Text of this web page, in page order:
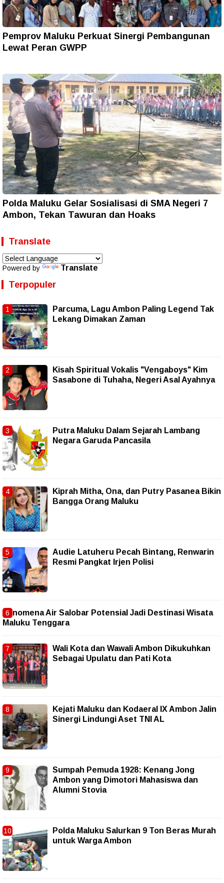
Pemprov Maluku Perkuat Sinergi Pembangunan
Lewat Peran GWPP
Polda Maluku Gelar Sosialisasi di SMA Negeri 7
Ambon, Tekan Tawuran dan Hoaks
Translate
Powered by Translate
Terpopuler
Parcuma, Lagu Ambon Paling Legend Tak
Lekang Dimakan Zaman
Kisah Spiritual Vokalis "Vengaboys" Kim
Sasabone di Tuhaha, Negeri Asal Ayahnya
Putra Maluku Dalam Sejarah Lambang
Negara Garuda Pancasila
Kiprah Mitha, Ona, dan Putry Pasanea Bikin
Bangga Orang Maluku
Audie Latuheru Pecah Bintang, Renwarin
Resmi Pangkat Irjen Polisi
Fenomena Air Salobar Potensial Jadi Destinasi Wisata
Maluku Tenggara
Wali Kota dan Wawali Ambon Dikukuhkan
Sebagai Upulatu dan Pati Kota
Kejati Maluku dan Kodaeral IX Ambon Jalin
Sinergi Lindungi Aset TNI AL
Sumpah Pemuda 1928: Kenang Jong
Ambon yang Dimotori Mahasiswa dan
Alumni Stovia
Polda Maluku Salurkan 9 Ton Beras Murah
untuk Warga Ambon